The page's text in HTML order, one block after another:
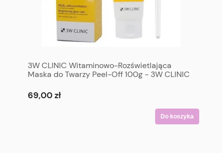
3W CLINIC Witaminowo-Rozświetlająca
Maska do Twarzy Peel-Off 100g - 3W CLINIC
69,00 zł
Do koszyka